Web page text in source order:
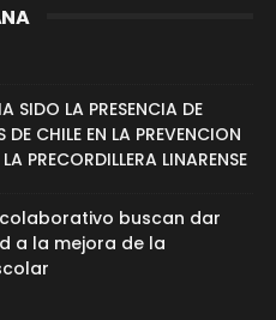
SIDO LA PRESENCIA DE
DE CHILE EN LA PREVENCION
PRECORDILLERA LINARENSE
buscan dar
a la mejora de la